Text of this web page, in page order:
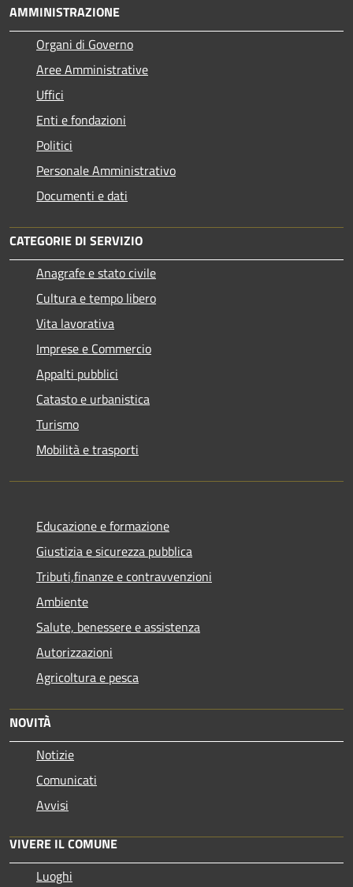
AMMINISTRAZIONE
Organi di Governo
Aree Amministrative
Uffici
Enti e fondazioni
Politici
Personale Amministrativo
Documenti e dati
CATEGORIE DI SERVIZIO
Anagrafe e stato civile
Cultura e tempo libero
Vita lavorativa
Imprese e Commercio
Appalti pubblici
Catasto e urbanistica
Turismo
Mobilità e trasporti
Educazione e formazione
Giustizia e sicurezza pubblica
Tributi,finanze e contravvenzioni
Ambiente
Salute, benessere e assistenza
Autorizzazioni
Agricoltura e pesca
NOVITÀ
Notizie
Comunicati
Avvisi
VIVERE IL COMUNE
Luoghi